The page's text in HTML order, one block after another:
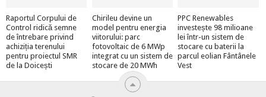
Raportul Corpului de
Control ridică semne
de întrebare privind
achiziția terenului
pentru proiectul SMR
de la Doicești
Chirileu devine un
model pentru energia
viitorului: parc
fotovoltaic de 6 MWp
integrat cu un sistem de
stocare de 20 MWh
PPC Renewables
investește 98 milioane
lei într-un sistem de
stocare cu baterii la
parcul eolian Fântânele
Vest